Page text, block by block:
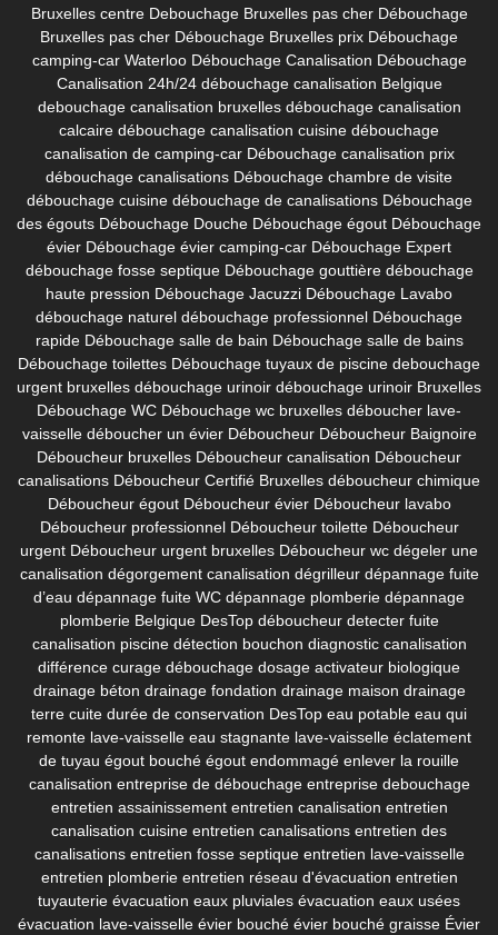
Bruxelles centre Debouchage Bruxelles pas cher Débouchage
Bruxelles pas cher Débouchage Bruxelles prix Débouchage
camping-car Waterloo Débouchage Canalisation Débouchage
Canalisation 24h/24 débouchage canalisation Belgique
debouchage canalisation bruxelles débouchage canalisation
calcaire débouchage canalisation cuisine débouchage
canalisation de camping-car Débouchage canalisation prix
débouchage canalisations Débouchage chambre de visite
débouchage cuisine débouchage de canalisations Débouchage
des égouts Débouchage Douche Débouchage égout Débouchage
évier Débouchage évier camping-car Débouchage Expert
débouchage fosse septique Débouchage gouttière débouchage
haute pression Débouchage Jacuzzi Débouchage Lavabo
débouchage naturel débouchage professionnel Débouchage
rapide Débouchage salle de bain Débouchage salle de bains
Débouchage toilettes Débouchage tuyaux de piscine debouchage
urgent bruxelles débouchage urinoir débouchage urinoir Bruxelles
Débouchage WC Débouchage wc bruxelles déboucher lave-
vaisselle déboucher un évier Déboucheur Déboucheur Baignoire
Déboucheur bruxelles Déboucheur canalisation Déboucheur
canalisations Déboucheur Certifié Bruxelles déboucheur chimique
Déboucheur égout Déboucheur évier Déboucheur lavabo
Déboucheur professionnel Déboucheur toilette Déboucheur
urgent Déboucheur urgent bruxelles Déboucheur wc dégeler une
canalisation dégorgement canalisation dégrilleur dépannage fuite
d’eau dépannage fuite WC dépannage plomberie dépannage
plomberie Belgique DesTop déboucheur detecter fuite
canalisation piscine détection bouchon diagnostic canalisation
différence curage débouchage dosage activateur biologique
drainage béton drainage fondation drainage maison drainage
terre cuite durée de conservation DesTop eau potable eau qui
remonte lave-vaisselle eau stagnante lave-vaisselle éclatement
de tuyau égout bouché égout endommagé enlever la rouille
canalisation entreprise de débouchage entreprise debouchage
entretien assainissement entretien canalisation entretien
canalisation cuisine entretien canalisations entretien des
canalisations entretien fosse septique entretien lave-vaisselle
entretien plomberie entretien réseau d'évacuation entretien
tuyauterie évacuation eaux pluviales évacuation eaux usées
évacuation lave-vaisselle évier bouché évier bouché graisse Évier